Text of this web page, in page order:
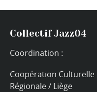
Collectif Jazz04
Coordination :
Coopération Culturelle
Régionale / Liège